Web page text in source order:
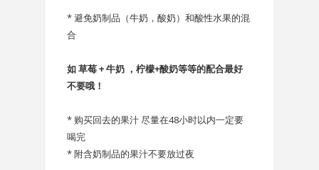
* 避免奶制品（牛奶，酸奶）和酸性水果的混
合
如 草莓 + 牛奶 ，柠檬+酸奶等等的配合最好
不要哦！
* 购买回去的果汁 尽量在48小时以内一定要
喝完
* 附含奶制品的果汁不要放过夜